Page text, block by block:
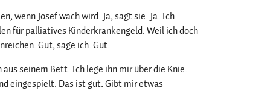
wenn Josef wach wird. Ja, sagt sie. Ja. Ich
für palliatives Kinderkrankengeld. Weil ich doch
Gut, sage ich. Gut.
seinem Bett. Ich lege ihn mir über die Knie.
eingespielt. Das ist gut. Gibt mir etwas